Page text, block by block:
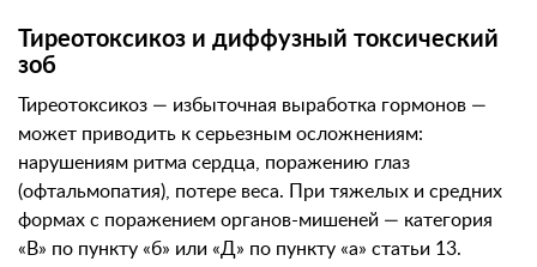
Тиреотоксикоз и диффузный токсический
зоб
Тиреотоксикоз — избыточная выработка гормонов —
может приводить к серьезным осложнениям:
нарушениям ритма сердца, поражению глаз
(офтальмопатия), потере веса. При тяжелых и средних
формах с поражением органов-мишеней — категория
«В» по пункту «б» или «Д» по пункту «а» статьи 13.